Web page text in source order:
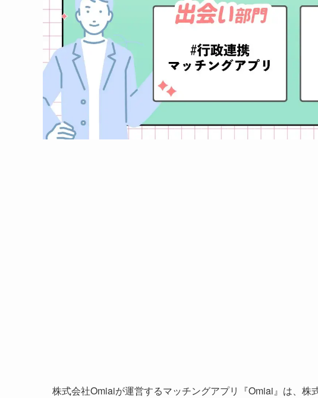
株式会社Omiaiが運営するマッチングアプリ『Omiai』は、